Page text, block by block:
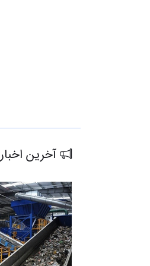
آخرین اخبار